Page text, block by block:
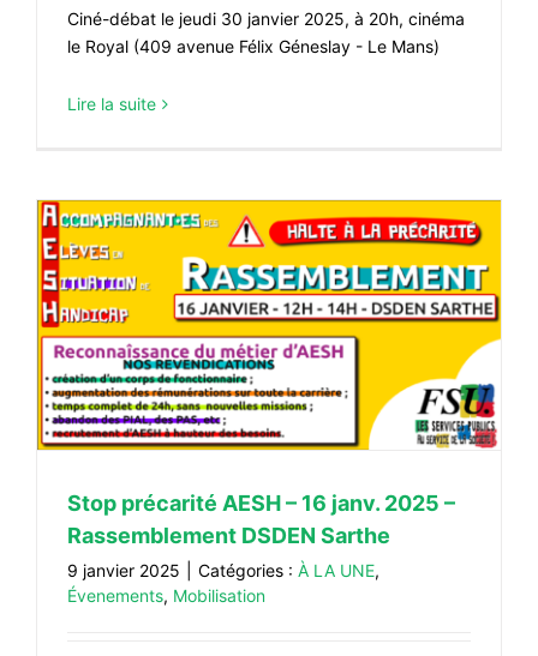
Ciné-débat le jeudi 30 janvier 2025, à 20h, cinéma
le Royal (409 avenue Félix Géneslay - Le Mans)
Lire la suite
Stop précarité AESH – 16 janv. 2025 –
Rassemblement DSDEN Sarthe
9 janvier 2025 Catégories : À LA UNE,
Évenements, Mobilisation